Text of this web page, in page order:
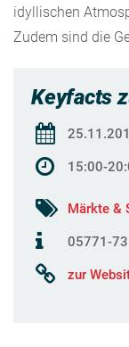
idyllischen
Zudem sind die
Keyfacts
15:00-
Märkte &
05771-
zur